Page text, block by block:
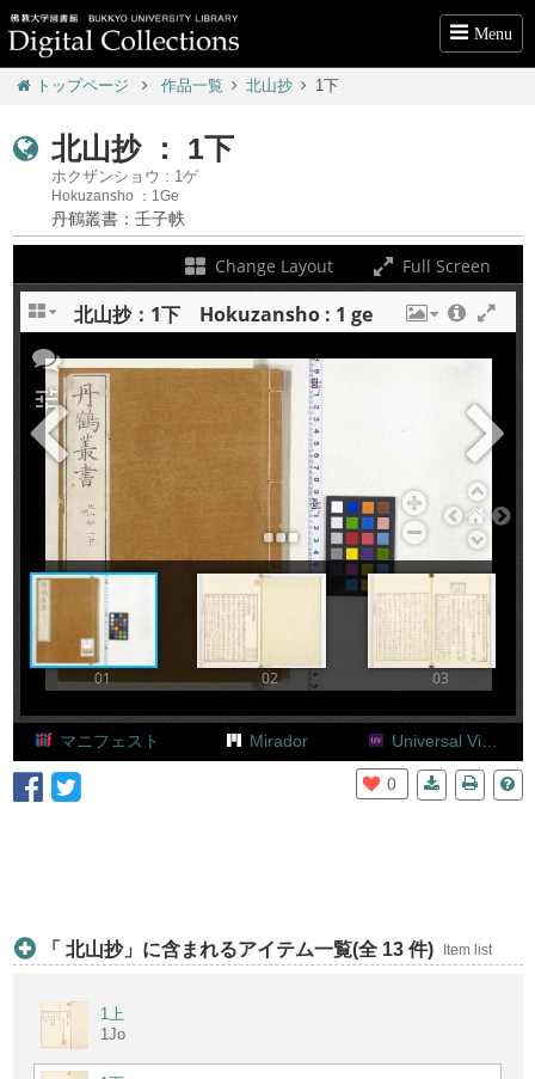
Menu
トップページ 作品一覧 北山抄 1下
北山抄 ： 1下
ホクザンショウ : 1ゲ
Hokuzansho ：1Ge
丹鶴叢書：壬子帙
Change Layout Full Screen
+
Add Item
北山抄：1下 Hokuzansho : 1 ge
01 02 03
tune
マニフェスト Mirador Universal Viewer
0
「 北山抄」に含まれるアイテム一覧(全 13 件) Item list
1上
1Jo